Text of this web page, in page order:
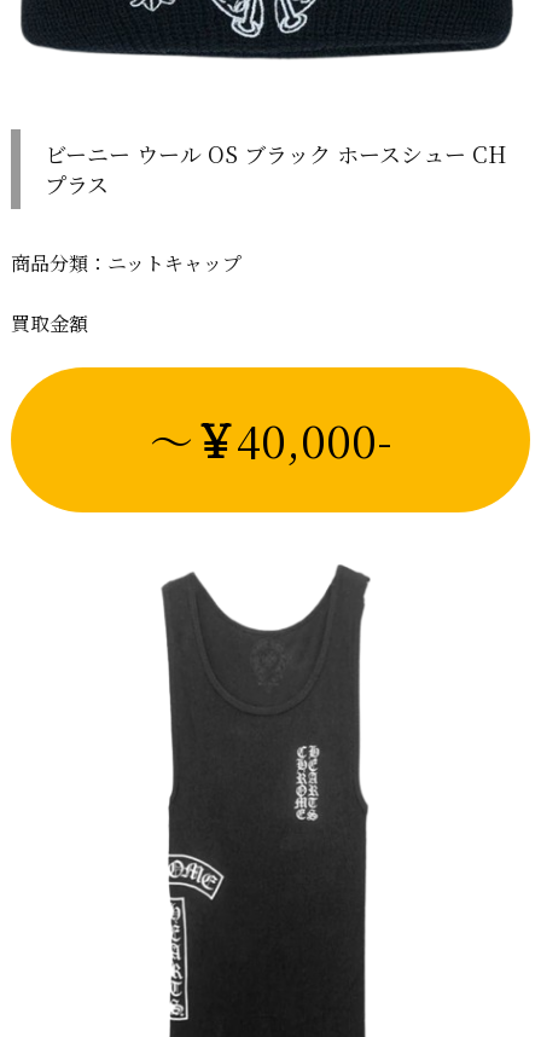
ビーニー ウール OS ブラック ホースシュー CH
プラス
商品分類：ニットキャップ
買取金額
～￥40,000-